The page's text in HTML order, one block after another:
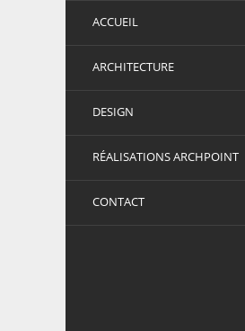
ACCUEIL
ARCHITECTURE
DESIGN
RÉALISATIONS ARCHPOINT
CONTACT